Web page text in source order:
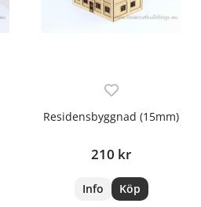
Residensbyggnad (15mm)
210 kr
Info Köp